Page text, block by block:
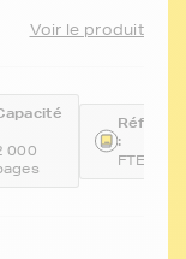
Voir le produit
000
: